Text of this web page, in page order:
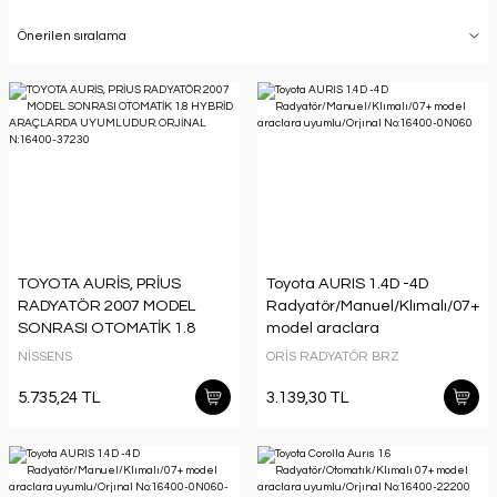
TOYOTA AURİS, PRİUS
RADYATÖR 2007 MODEL
SONRASI OTOMATİK 1.8
HYBRİD ARAÇLARDA
N:16400-37230
NİSSENS
5.735,24 TL
Toyota AURIS 1.4D -4D
Radyatör/Manuel/Klımalı/07+
model araclara
uyumlu/Orjınal No:16400-
ORİS RADYATÖR BRZ
3.139,30 TL